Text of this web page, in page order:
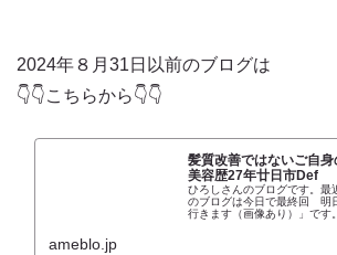
2024年８月31日以前のブログは
👇👇こちらから👇👇
髪質改善ではないご自
美容歴27年廿日市Def
ひろしさんのブログです。最
のブログは今日で最終回 明
行きます（画像あり）」です。
ameblo.jp